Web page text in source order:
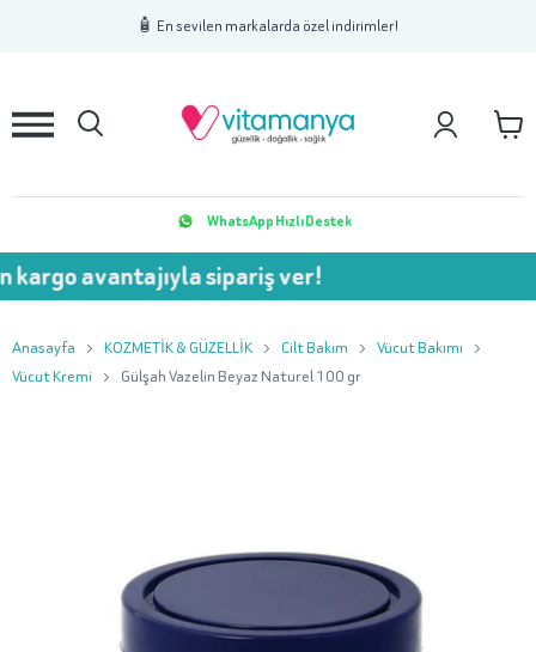
🧴 En sevilen markalarda özel indirimler!
2 3
WhatsApp Hızlı Destek
avantajıyla sipariş ver!
Anasayfa KOZMETİK & GÜZELLİK Cilt Bakım
Vücut Bakımı
Vücut Kremi
Gülşah Vazelin Beyaz Naturel 100 gr